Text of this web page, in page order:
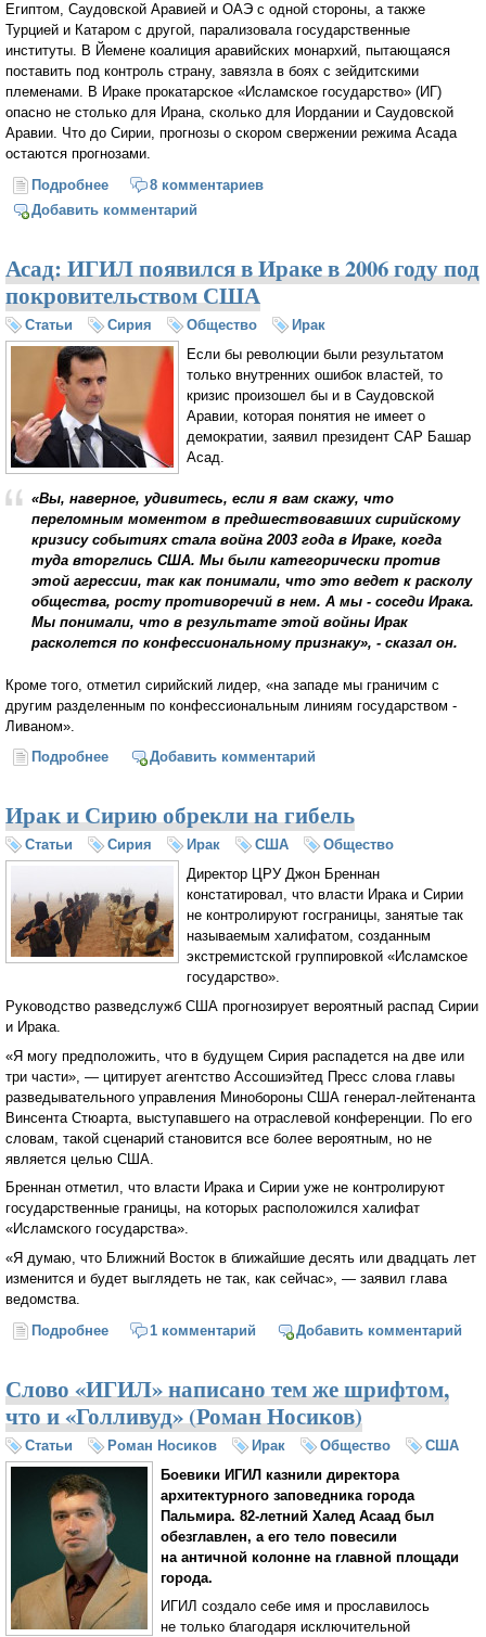
Египтом, Саудовской Аравией и ОАЭ с одной стороны, а также
Турцией и Катаром с другой, парализовала государственные
институты. В Йемене коалиция аравийских монархий, пытающаяся
поставить под контроль страну, завязла в боях с зейдитскими
племенами. В Ираке прокатарское «Исламское государство» (ИГ)
опасно не столько для Ирана, сколько для Иордании и Саудовской
Аравии. Что до Сирии, прогнозы о скором свержении режима Асада
остаются прогнозами.
Подробнее о На карту поставлено больше, чем Асад (Евгений
Сатановский)
8 комментариев
Добавить комментарий
Асад: ИГИЛ появился в Ираке в 2006 году под
покровительством США
Статьи Сирия Общество
Ирак
Если бы революции были результатом
только внутренних ошибок властей, то
кризис произошел бы и в Саудовской
Аравии, которая понятия не имеет о
демократии, заявил президент САР Башар
Асад.
«Вы, наверное, удивитесь, если я вам скажу, что
переломным моментом в предшествовавших сирийскому
кризису событиях стала война 2003 года в Ираке, когда
туда вторглись США. Мы были категорически против
этой агрессии, так как понимали, что это ведет к расколу
общества, росту противоречий в нем. А мы - соседи Ирака.
Мы понимали, что в результате этой войны Ирак
расколется по конфессиональному признаку», - сказал он.
Кроме того, отметил сирийский лидер, «на западе мы граничим с
другим разделенным по конфессиональным линиям государством -
Ливаном».
Подробнее о Асад: ИГИЛ появился в Ираке в 2006 году под
Добавить комментарий
Ирак и Сирию обрекли на гибель
Статьи Сирия Ирак США
Общество
Директор ЦРУ Джон Бреннан
констатировал, что власти Ирака и Сирии
не контролируют госграницы, занятые так
называемым халифатом, созданным
экстремистской группировкой «Исламское
государство».
Руководство разведслужб США прогнозирует вероятный распад Сирии
и Ирака.
«Я могу предположить, что в будущем Сирия распадется на две или
три части», — цитирует агентство Ассошиэйтед Пресс слова главы
разведывательного управления Минобороны США генерал-лейтенанта
Винсента Стюарта, выступавшего на отраслевой конференции. По его
словам, такой сценарий становится все более вероятным, но не
является целью США.
Бреннан отметил, что власти Ирака и Сирии уже не контролируют
государственные границы, на которых расположился халифат
«Исламского государства».
«Я думаю, что Ближний Восток в ближайшие десять или двадцать лет
изменится и будет выглядеть не так, как сейчас», — заявил глава
ведомства.
Подробнее о Ирак и Сирию обрекли на гибель
1 комментарий Добавить комментарий
Слово «ИГИЛ» написано тем же шрифтом,
что и «Голливуд» (Роман Носиков)
Статьи Роман Носиков Ирак Общество
США
Боевики ИГИЛ казнили директора
архитектурного заповедника города
Пальмира. 82-летний Халед Асаад был
обезглавлен, а его тело повесили
на античной колонне на главной площади
города.
ИГИЛ создало себе имя и прославилось
не только благодаря исключительной